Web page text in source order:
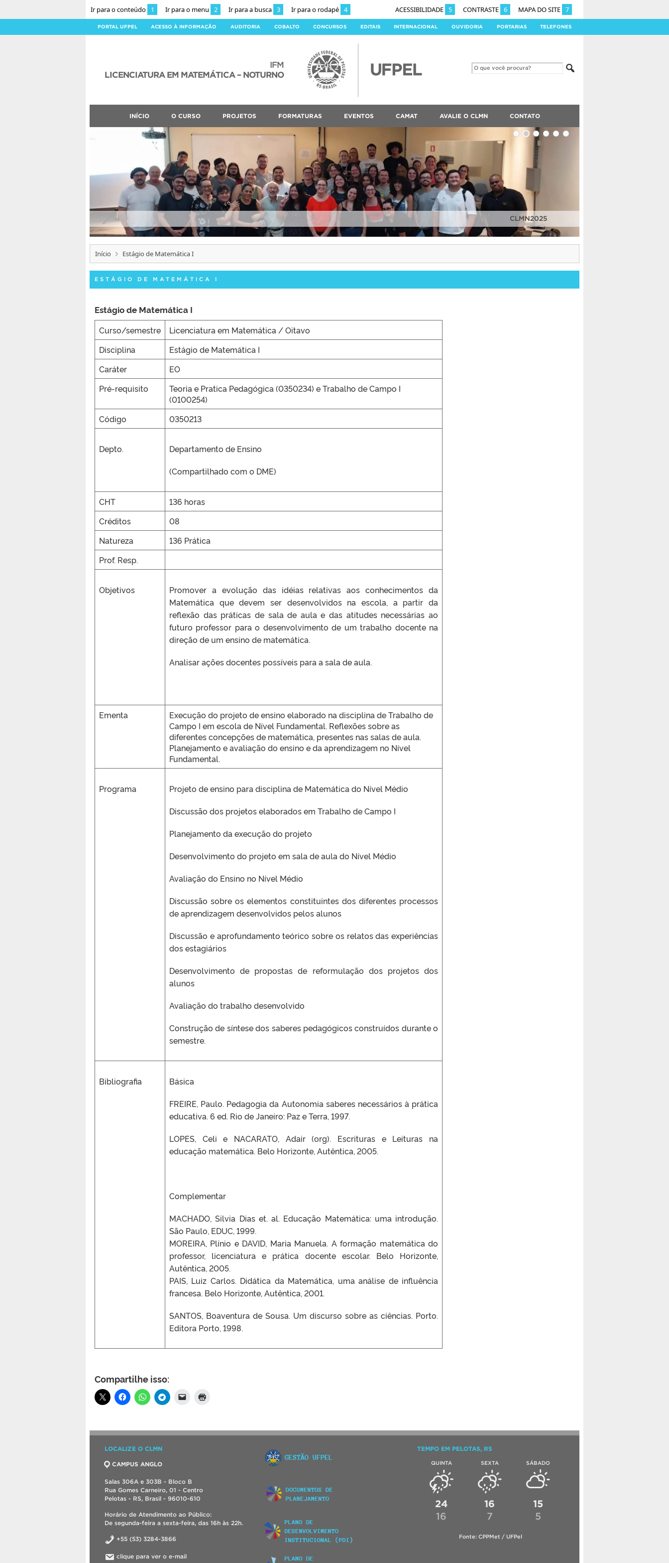
Ir para o conteúdo 1 Ir para o menu 2 Ir para a busca 3 Ir para o rodapé 4 ACESSIBILIDADE 5 CONTRASTE 6 MAPA DO SITE 7
PORTAL UFPEL ACESSO À INFORMAÇÃO AUDITORIA COBALTO CONCURSOS EDITAIS INTERNACIONAL OUVIDORIA PORTARIAS TELEFONES
IFM
LICENCIATURA EM MATEMÁTICA – NOTURNO
INÍCIO O CURSO PROJETOS FORMATURAS EVENTOS CAMAT AVALIE O CLMN CONTATO
CLMN2025
Início Estágio de Matemática I
ESTÁGIO DE MATEMÁTICA I
Estágio de Matemática I
Curso/semestre
Licenciatura em Matemática / Oitavo
Disciplina
Estágio de Matemática I
Caráter
EO
Pré-requisito
Teoria e Pratica Pedagógica (0350234) e Trabalho de Campo I
(0100254)
Código
0350213
Depto. Departamento de Ensino
(Compartilhado com o DME)
CHT
136 horas
Créditos
08
Natureza
136 Prática
Prof. Resp.
Objetivos
Promover a evolução das idéias relativas aos conhecimentos da
Matemática que devem ser desenvolvidos na escola, a partir da
reflexão das práticas de sala de aula e das atitudes necessárias ao
futuro professor para o desenvolvimento de um trabalho docente na
direção de um ensino de matemática.
Analisar ações docentes possíveis para a sala de aula.
Ementa
Execução do projeto de ensino elaborado na disciplina de Trabalho de
Campo I em escola de Nível Fundamental. Reflexões sobre as
diferentes concepções de matemática, presentes nas salas de aula.
Planejamento e avaliação do ensino e da aprendizagem no Nível
Fundamental.
Programa Projeto de ensino para disciplina de Matemática do Nível Médio
Discussão dos projetos elaborados em Trabalho de Campo I
Planejamento da execução do projeto
Desenvolvimento do projeto em sala de aula do Nível Médio
Avaliação do Ensino no Nível Médio
Discussão sobre os elementos constituintes dos diferentes processos
de aprendizagem desenvolvidos pelos alunos
Discussão e aprofundamento teórico sobre os relatos das experiências
dos estagiários
Desenvolvimento de propostas de reformulação dos projetos dos
alunos
Avaliação do trabalho desenvolvido
Construção de síntese dos saberes pedagógicos construídos durante o
semestre.
Bibliografia Básica
FREIRE, Paulo. Pedagogia da Autonomia saberes necessários à prática
educativa. 6 ed. Rio de Janeiro: Paz e Terra, 1997.
LOPES, Celi e NACARATO, Adair (org). Escrituras e Leituras na
educação matemática. Belo Horizonte, Autêntica, 2005.
Complementar
MACHADO, Silvia Dias et. al. Educação Matemática: uma introdução.
São Paulo, EDUC, 1999.
MOREIRA, Plínio e DAVID, Maria Manuela. A formação matemática do
professor, licenciatura e prática docente escolar. Belo Horizonte,
Autêntica, 2005.
PAIS, Luiz Carlos. Didática da Matemática, uma análise de influência
francesa. Belo Horizonte, Autêntica, 2001.
SANTOS, Boaventura de Sousa. Um discurso sobre as ciências. Porto.
Editora Porto, 1998.
Compartilhe isso:
LOCALIZE O CLMN
CAMPUS ANGLO
Salas 306A e 303B - Bloco B
Rua Gomes Carneiro, 01 - Centro
Pelotas - RS, Brasil - 96010-610
Horário de Atendimento ao Público:
De segunda-feira a sexta-feira, das 16h às 22h.
+55 (53) 3284-3866
clique para ver o e-mail
TEMPO EM PELOTAS, RS
QUINTA
24
16
SEXTA
16
7
SÁBADO
15
5
Fonte: CPPMet / UFPel